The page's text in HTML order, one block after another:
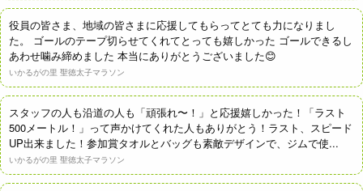
役員の皆さま、地域の皆さまに応援してもらってとても力になりまし
た。 ゴールのテープ切らせてくれてとっても嬉しかった ゴールできるし
あわせ噛み締めました 本当にありがとうございました😊
いかるがの里 聖徳太子マラソン
スタッフの人も沿道の人も「頑張れ〜！」と応援嬉しかった！「ラスト
500メートル！」って声かけてくれた人もありがとう！ラスト、スピード
UP出来ました！参加賞タオルとバッグも素敵デザインで、ジムで使...
いかるがの里 聖徳太子マラソン